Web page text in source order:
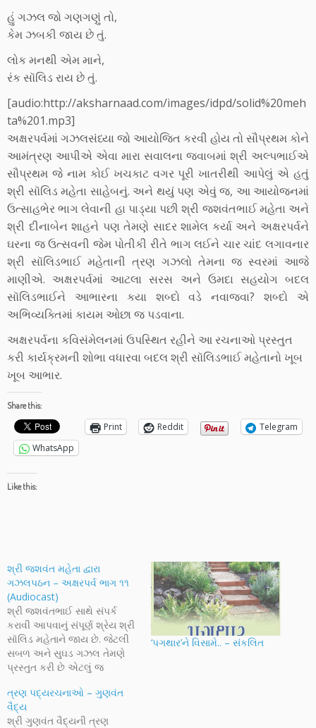
હું ગઝલ જો ગણગણું તો,
કેમ ઝબકી જાય છે તું.
લોક મનથી એમ માને,
રંક સૉલિડ રાય છે તું.
[audio:http://aksharnaad.com/images/idpd/solid%20meh
ta%201.mp3]
અક્ષરપર્વમાં ગઝલસંધ્યા જો આયોજિત કરવી હોય તો સૌપ્રથમ કોને
આમંત્રણ આપીએ એવા મારા સવાલના જવાબમાં શ્રી અલ્પભાઈએ
સૌપ્રથમ જે નામ કોઈ ખચકાટ વગર પૂરી ખાતરીથી આપેલું એ હતું
શ્રી સૉલિડ મહેતા સાહેબનું. અને થયું પણ એવું જ, આ આયોજનમાં
ઉત્સાહભેર ભાગ લેવાની હા પાડ્યા પછી શ્રી જશવંતભાઈ મહેતા અને
શ્રી દીનાબેન શાહને પણ તેમણે સાદર શામેલ કર્યા અને અક્ષરપર્વને
ઘરના જ ઉત્સવની જેમ પોતીકી રીતે ભાગ લઈને ચાર ચાંદ લગાવનાર
શ્રી સૉલિડભાઈ મહેતાની ત્રણ ગઝલો તેમના જ સ્વરમાં આજે
માણીએ. અક્ષરપર્વમાં આટલા સરસ અને ઉમદા સહયોગ બદલ
સૉલિડભાઈને આભારના કયા શબ્દો વડે નવાજવા? શબ્દો એ
અભિવ્યક્તિમાં કાયમ ઓછા જ પડવાના.
અક્ષરપર્વના કવિસંમેલનમાં ઉપસ્થિત રહીને આ રચનાઓ પ્રસ્તુત
કરી કાર્યક્રમની શોભા વધારવા બદલ શ્રી સૉલિડભાઈ મહેતાનો ખૂબ
ખૂબ આભાર.
Share this:
Print Reddit
Telegram
WhatsApp
Like this:
શ્રી જશવંત મહેતા દ્વારા
ગઝલપઠન – અક્ષરપર્વ ભાગ ૧૧
(Audiocast)
શ્રી જશવંતભાઈ સાથે સંપર્ક
કરાવી આપવાનું સંપૂર્ણ શ્રેય શ્રી
સૉલિડ મહેતાને જાય છે. જેટલી
સબળ અને સુઘડ ગઝલ તેમણે
પ્રસ્તુત કરી છે એટલું જ
છે. અક્ષરપર્વમાં કવિ સંમેલનને
શોભાવવા ઉપસ્થિત રહીને સૌને
તેમના ગઝલરસમાં તરબોળ કરી
‘પગથાર’ને વિસામે.. – સંકલિત
ત્રણ પદ્યરચનાઓ – ગુણવંત
વૈદ્ય
શ્રી ગુણવંત વૈદ્યની ત્રણ